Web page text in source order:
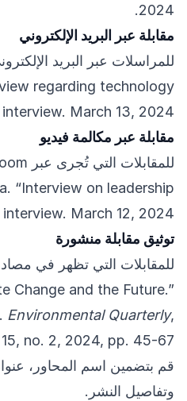
2024.
مقابلة عبر البريد الإلكتروني
للمراسلات عبر البريد
regarding technology
March 13, 2024.
مقابلة عبر مكالمة فيديو
للمقابلات التي تُجرى عبر Zoom أو منصات مماثلة:
“Interview on leadership
March 12, 2024.
توثيق مقابلة منشورة
للمقابلات التي تظهر في
Change and the Future.”
Environmental Quarterly,
no. 2, 2024, pp. 45-67.
قم بتضمين اسم المحاور،
وتفاصيل النشر.